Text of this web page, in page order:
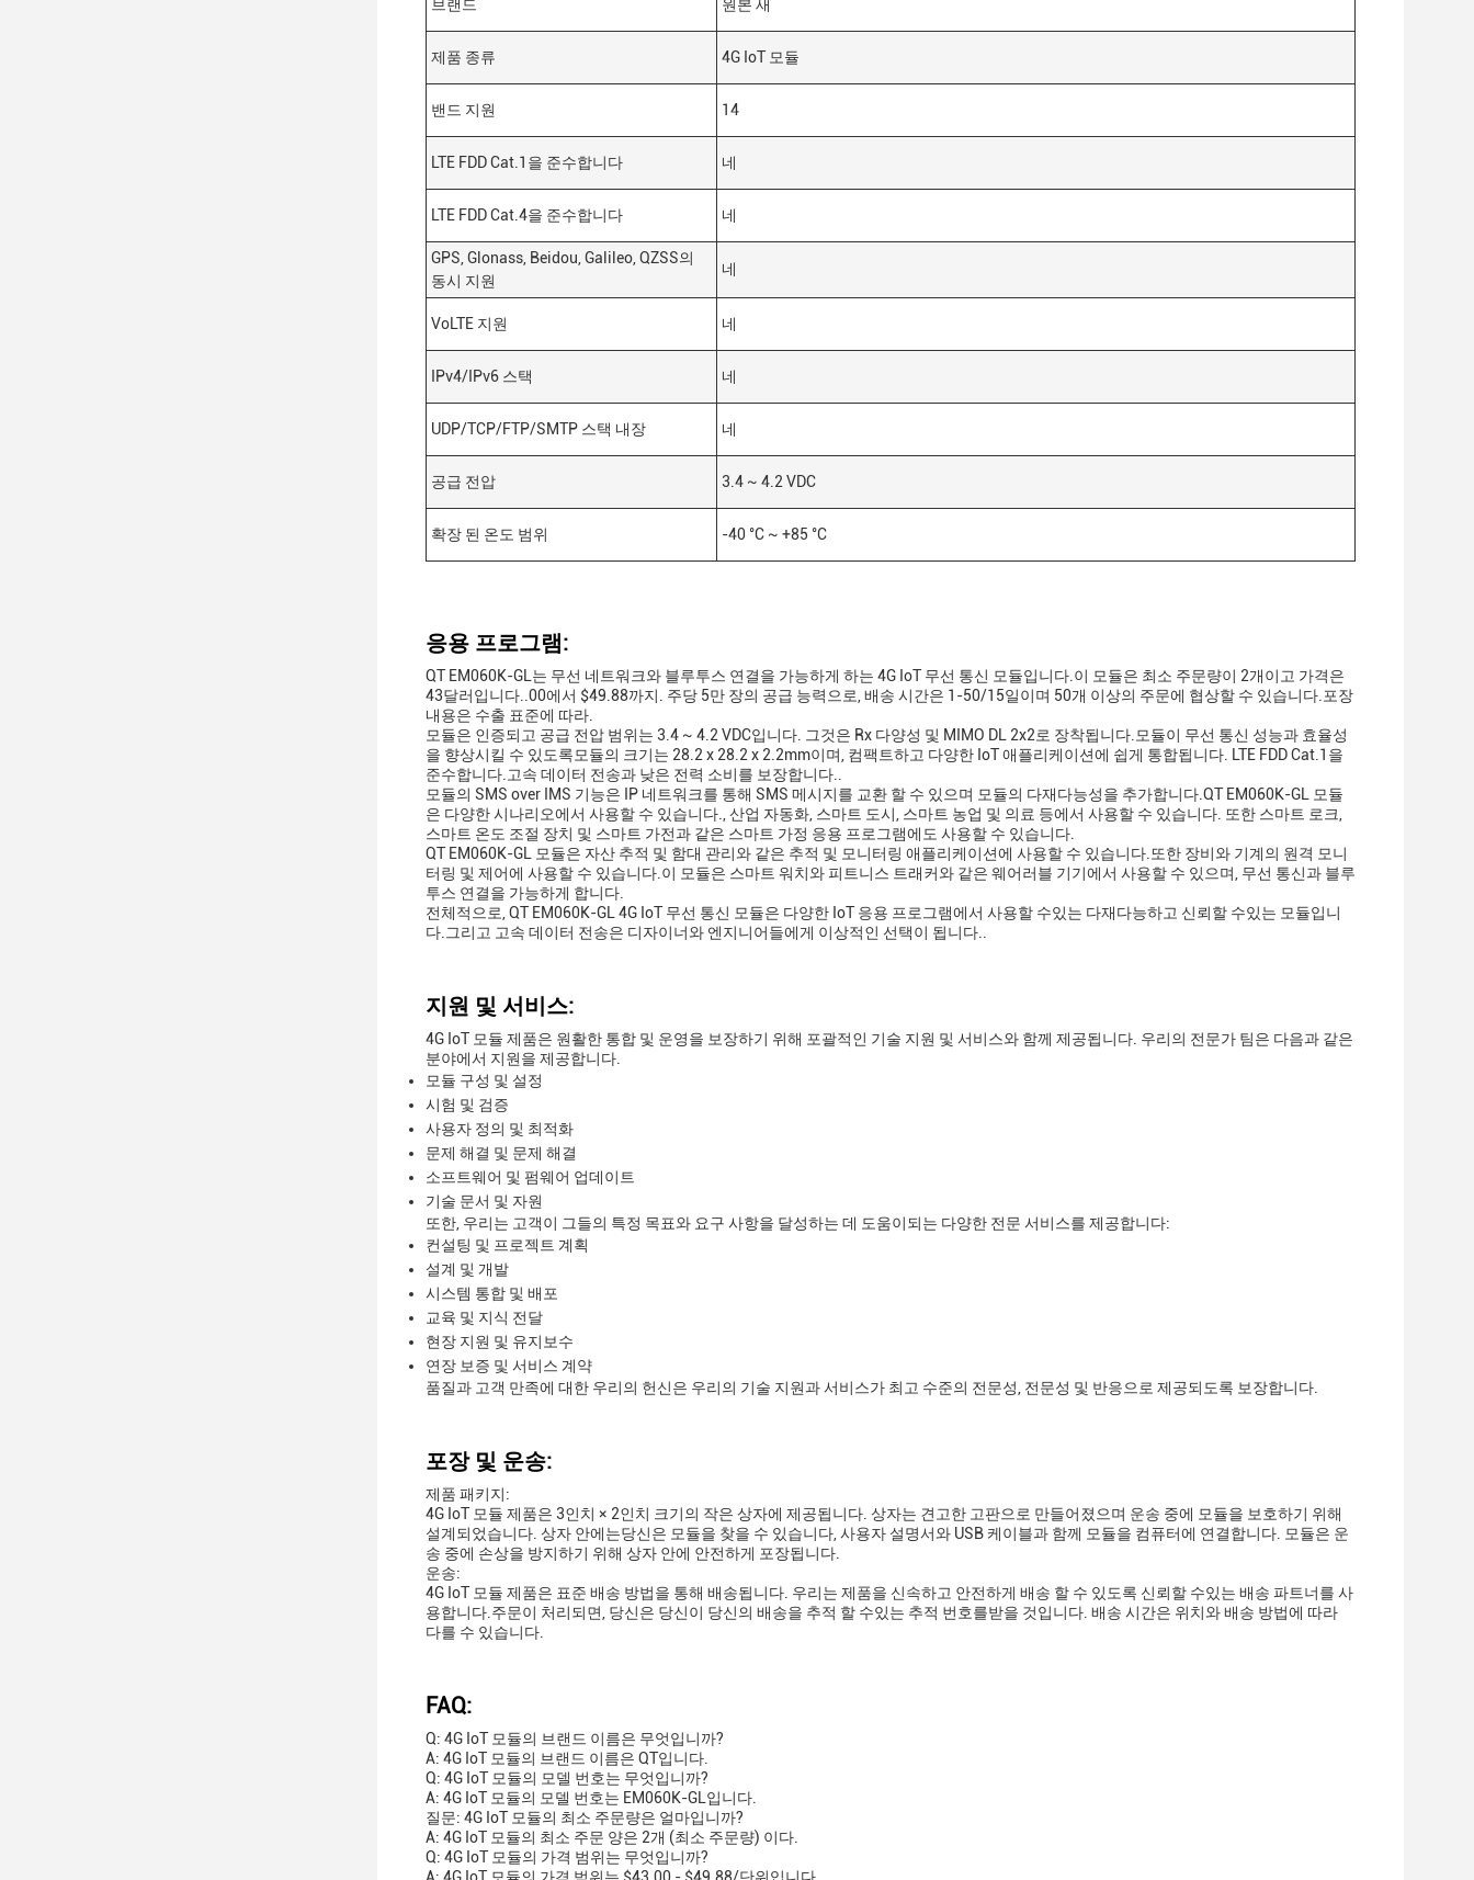
브랜드 원본 새
제품 종류 4G IoT 모듈
밴드 지원 14
LTE FDD Cat.1을 준수합니다 네
LTE FDD Cat.4을 준수합니다 네
GPS, Glonass, Beidou, Galileo, QZSS의
동시 지원
네
VoLTE 지원 네
IPv4/IPv6 스택 네
UDP/TCP/FTP/SMTP 스택 내장 네
공급 전압 3.4 ~ 4.2 VDC
확장 된 온도 범위 -40 °C ~ +85 °C
응용 프로그램:
QT EM060K-GL는 무선 네트워크와 블루투스 연결을 가능하게 하는 4G IoT 무선 통신 모듈입니다.이 모듈은 최소 주문량이 2개이고 가격은
43달러입니다..00에서 $49.88까지. 주당 5만 장의 공급 능력으로, 배송 시간은 1-50/15일이며 50개 이상의 주문에 협상할 수 있습니다.포장
내용은 수출 표준에 따라.
모듈은 인증되고 공급 전압 범위는 3.4 ~ 4.2 VDC입니다. 그것은 Rx 다양성 및 MIMO DL 2x2로 장착됩니다.모듈이 무선 통신 성능과 효율성
을 향상시킬 수 있도록모듈의 크기는 28.2 x 28.2 x 2.2mm이며, 컴팩트하고 다양한 IoT 애플리케이션에 쉽게 통합됩니다. LTE FDD Cat.1을
준수합니다.고속 데이터 전송과 낮은 전력 소비를 보장합니다..
모듈의 SMS over IMS 기능은 IP 네트워크를 통해 SMS 메시지를 교환 할 수 있으며 모듈의 다재다능성을 추가합니다.QT EM060K-GL 모듈
은 다양한 시나리오에서 사용할 수 있습니다., 산업 자동화, 스마트 도시, 스마트 농업 및 의료 등에서 사용할 수 있습니다. 또한 스마트 로크,
스마트 온도 조절 장치 및 스마트 가전과 같은 스마트 가정 응용 프로그램에도 사용할 수 있습니다.
QT EM060K-GL 모듈은 자산 추적 및 함대 관리와 같은 추적 및 모니터링 애플리케이션에 사용할 수 있습니다.또한 장비와 기계의 원격 모니
터링 및 제어에 사용할 수 있습니다.이 모듈은 스마트 워치와 피트니스 트래커와 같은 웨어러블 기기에서 사용할 수 있으며, 무선 통신과 블루
투스 연결을 가능하게 합니다.
전체적으로, QT EM060K-GL 4G IoT 무선 통신 모듈은 다양한 IoT 응용 프로그램에서 사용할 수있는 다재다능하고 신뢰할 수있는 모듈입니
다.그리고 고속 데이터 전송은 디자이너와 엔지니어들에게 이상적인 선택이 됩니다..
지원 및 서비스:
4G IoT 모듈 제품은 원활한 통합 및 운영을 보장하기 위해 포괄적인 기술 지원 및 서비스와 함께 제공됩니다. 우리의 전문가 팀은 다음과 같은
분야에서 지원을 제공합니다.
모듈 구성 및 설정
시험 및 검증
사용자 정의 및 최적화
문제 해결 및 문제 해결
소프트웨어 및 펌웨어 업데이트
기술 문서 및 자원
또한, 우리는 고객이 그들의 특정 목표와 요구 사항을 달성하는 데 도움이되는 다양한 전문 서비스를 제공합니다:
컨설팅 및 프로젝트 계획
설계 및 개발
시스템 통합 및 배포
교육 및 지식 전달
현장 지원 및 유지보수
연장 보증 및 서비스 계약
품질과 고객 만족에 대한 우리의 헌신은 우리의 기술 지원과 서비스가 최고 수준의 전문성, 전문성 및 반응으로 제공되도록 보장합니다.
포장 및 운송:
제품 패키지:
4G IoT 모듈 제품은 3인치 × 2인치 크기의 작은 상자에 제공됩니다. 상자는 견고한 고판으로 만들어졌으며 운송 중에 모듈을 보호하기 위해
설계되었습니다. 상자 안에는당신은 모듈을 찾을 수 있습니다, 사용자 설명서와 USB 케이블과 함께 모듈을 컴퓨터에 연결합니다. 모듈은 운
송 중에 손상을 방지하기 위해 상자 안에 안전하게 포장됩니다.
운송:
4G IoT 모듈 제품은 표준 배송 방법을 통해 배송됩니다. 우리는 제품을 신속하고 안전하게 배송 할 수 있도록 신뢰할 수있는 배송 파트너를 사
용합니다.주문이 처리되면, 당신은 당신이 당신의 배송을 추적 할 수있는 추적 번호를받을 것입니다. 배송 시간은 위치와 배송 방법에 따라
다를 수 있습니다.
FAQ:
Q: 4G IoT 모듈의 브랜드 이름은 무엇입니까?
A: 4G IoT 모듈의 브랜드 이름은 QT입니다.
Q: 4G IoT 모듈의 모델 번호는 무엇입니까?
A: 4G IoT 모듈의 모델 번호는 EM060K-GL입니다.
질문: 4G IoT 모듈의 최소 주문량은 얼마입니까?
A: 4G IoT 모듈의 최소 주문 양은 2개 (최소 주문량) 이다.
Q: 4G IoT 모듈의 가격 범위는 무엇입니까?